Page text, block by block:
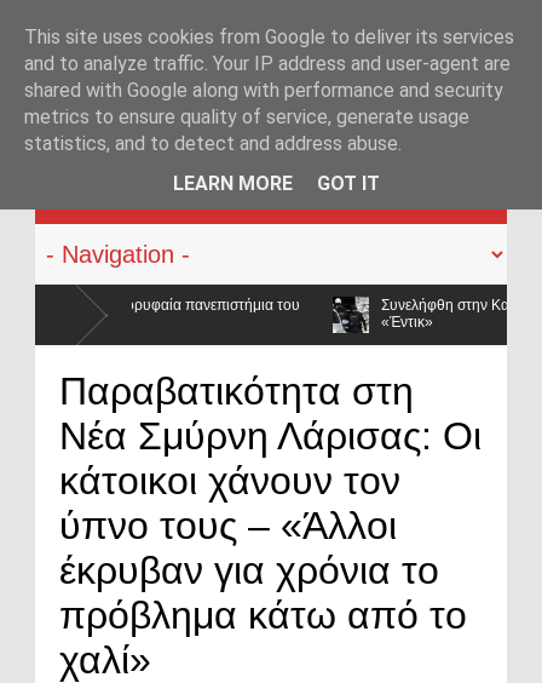
KATEHACKER
Συνελήφθη στην Καλλιθέα καταζητούμενο μέλος της
Παραβατικότητα στη
Νέα Σμύρνη Λάρισας: Οι
κάτοικοι χάνουν τον
ύπνο τους – «Άλλοι
έκρυβαν για χρόνια το
πρόβλημα κάτω από το
χαλί»
This site uses cookies from Google to deliver its services
and to analyze traffic. Your IP address and user-agent are
shared with Google along with performance and security
metrics to ensure quality of service, generate usage
statistics, and to detect and address abuse.
LEARN MORE
GOT IT